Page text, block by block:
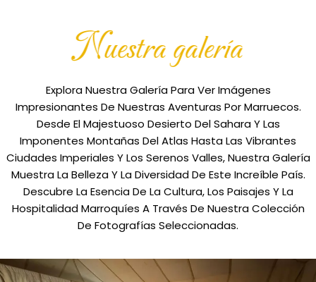
nuestra galería
Explora Nuestra Galería Para Ver Imágenes
Impresionantes De Nuestras Aventuras Por Marruecos.
Desde El Majestuoso Desierto Del Sahara Y Las
Imponentes Montañas Del Atlas Hasta Las Vibrantes
Ciudades Imperiales Y Los Serenos Valles, Nuestra Galería
Muestra La Belleza Y La Diversidad De Este Increíble País.
Descubre La Esencia De La Cultura, Los Paisajes Y La
Hospitalidad Marroquíes A Través De Nuestra Colección
De Fotografías Seleccionadas.